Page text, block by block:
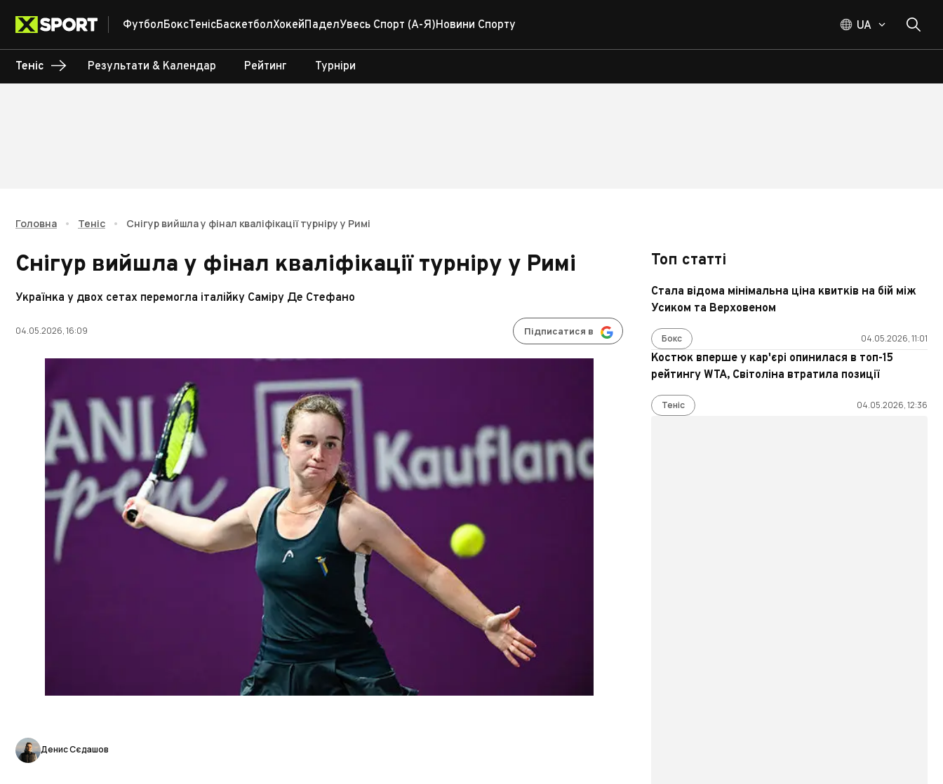
ФутболБоксТенісБаскетболХокейПаделУвесь Спорт (А-Я)Новини Спорту UA
Теніс Результати & Календар Рейтинг Турніри
Головна • Теніс • Снігур вийшла у фінал кваліфікації турніру у Римі
Снігур вийшла у фінал кваліфікації турніру у Римі
Українка у двох сетах перемогла італійку Саміру Де Стефано
04.05.2026, 16:09 Підписатися в
Денис Сєдашов
Топ статті
Стала відома мінімальна ціна квитків на бій між
Усиком та Верховеном
Бокс 04.05.2026, 11:01
Костюк вперше у кар'єрі опинилася в топ-15
рейтингу WTA, Світоліна втратила позиції
Теніс 04.05.2026, 12:36